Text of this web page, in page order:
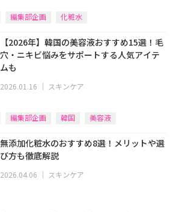
編集部企画 化粧水
【2026年】韓国の美容液おすすめ15選！毛
穴・ニキビ悩みをサポートする人気アイテ
ムも
2026.01.16 ｜ スキンケア
編集部企画 韓国 美容液
無添加化粧水のおすすめ8選！メリットや選
び方も徹底解説
2026.04.06 ｜ スキンケア